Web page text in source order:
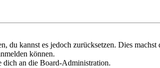
kannst es jedoch zurücksetzen. Dies
können.
dich an die Board-Administration.